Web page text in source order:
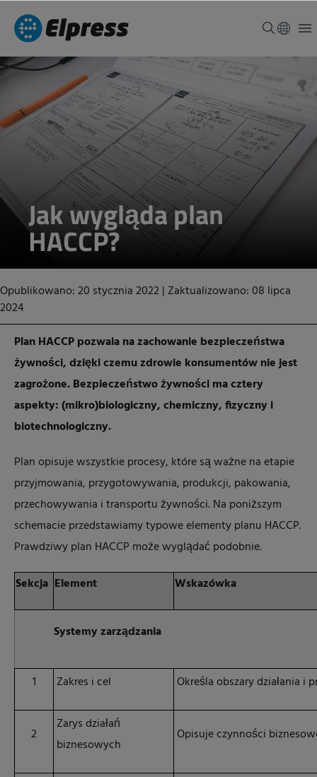
Jak wygląda plan
HACCP?
Opublikowano: 20 stycznia 2022| Zaktualizowano: 08 lipca
2024
Plan HACCP pozwala na zachowanie bezpieczeństwa
żywności, dzięki czemu zdrowie konsumentów nie jest
zagrożone. Bezpieczeństwo żywności ma cztery
aspekty: (mikro)biologiczny, chemiczny, fizyczny i
biotechnologiczny.
Plan opisuje wszystkie procesy, które są ważne na etapie
przyjmowania, przygotowywania, produkcji, pakowania,
przechowywania i transportu żywności. Na poniższym
schemacie przedstawiamy typowe elementy planu HACCP.
Prawdziwy plan HACCP może wyglądać podobnie.
Sekcja Element Wskazówka
Systemy zarządzania
1 Zakres i cel Określa obszary działania i
2
Zarys działań
biznesowych
Opisuje czynności